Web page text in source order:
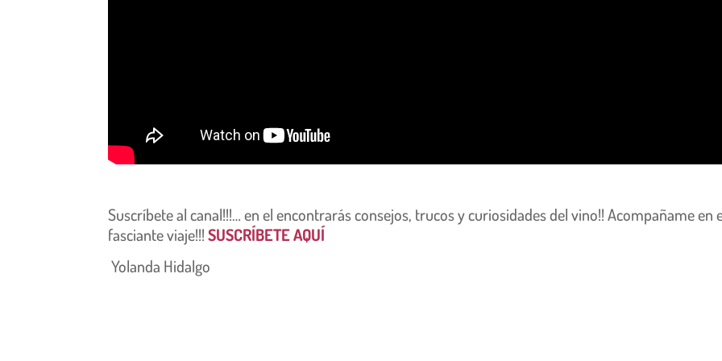
Suscríbete al canal!!!… en el encontrarás consejos, trucos y curiosidades del vino!! Acompañame en
fasciante viaje!!!SUSCRÍBETE AQUÍ
Yolanda Hidalgo